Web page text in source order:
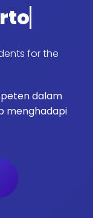
for the
dalam
menghadapi